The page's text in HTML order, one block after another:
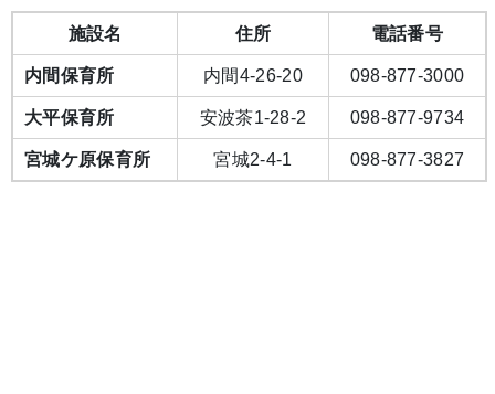
施設名 住所 電話番号
内間保育所 内間4-26-20 098-877-3000
大平保育所 安波茶1-28-2 098-877-9734
宮城ケ原保育所 宮城2-4-1 098-877-3827